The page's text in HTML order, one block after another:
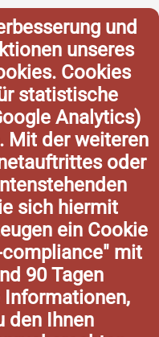
und
unseres
Cookies
statistische
Analytics)
Mit der weiteren
oder
sich hiermit
ein Cookie
mit
90 Tagen
den Ihnen